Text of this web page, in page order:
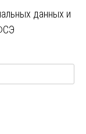
данных и